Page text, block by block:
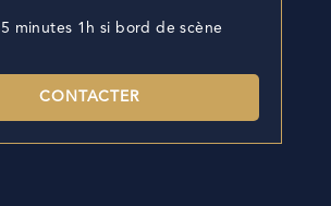
minutes 1h si bord de scène
CONTACTER